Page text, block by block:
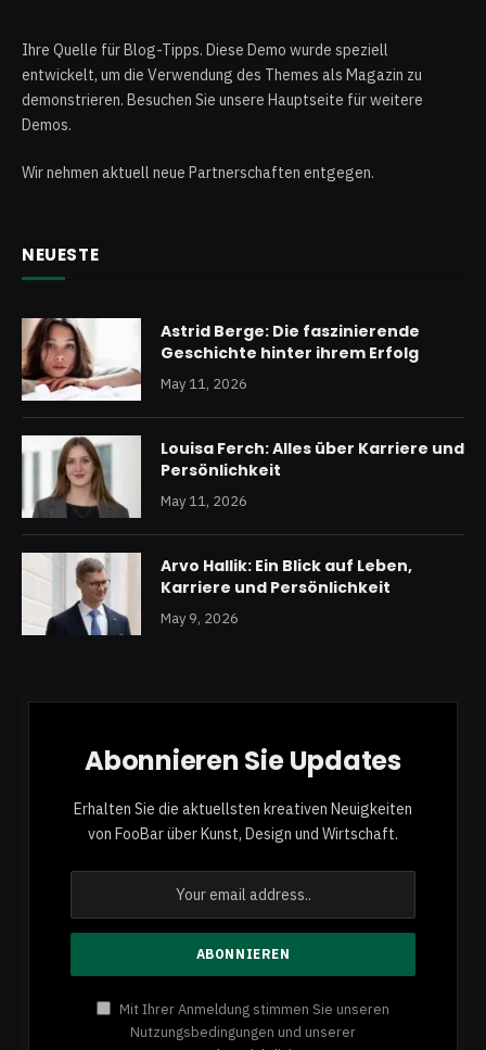
Ihre Quelle für Blog-Tipps. Diese Demo wurde speziell
entwickelt, um die Verwendung des Themes als Magazin zu
demonstrieren. Besuchen Sie unsere Hauptseite für weitere
Demos.
Wir nehmen aktuell neue Partnerschaften entgegen.
NEUESTE
Astrid Berge: Die faszinierende
Geschichte hinter ihrem Erfolg
May 11, 2026
Louisa Ferch: Alles über Karriere und
Persönlichkeit
May 11, 2026
Arvo Hallik: Ein Blick auf Leben,
Karriere und Persönlichkeit
May 9, 2026
Abonnieren Sie Updates
Erhalten Sie die aktuellsten kreativen Neuigkeiten
von FooBar über Kunst, Design und Wirtschaft.
Mit Ihrer Anmeldung stimmen Sie unseren
Nutzungsbedingungen und unserer